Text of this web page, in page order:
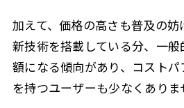
加えて、価格の高さも普及の
新技術を搭載している分、一
額になる傾向があり、コスト
を持つユーザーも少なくありま